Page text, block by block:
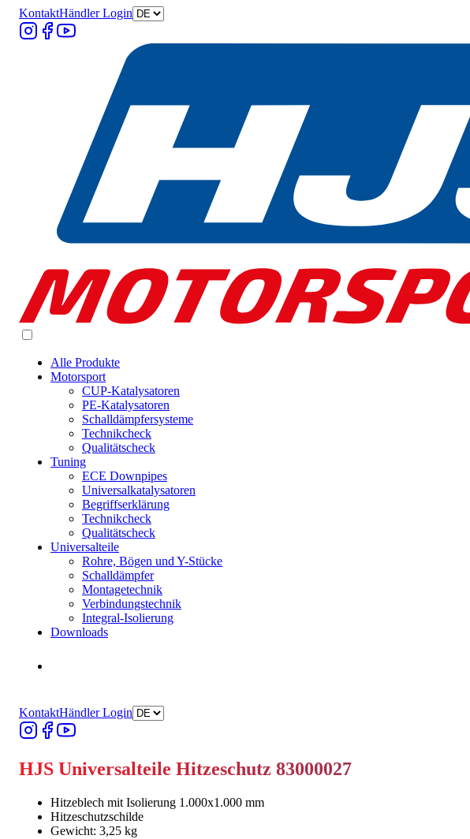
KontaktHändler Login
Alle Produkte
Motorsport
CUP-Katalysatoren
PE-Katalysatoren
Schalldämpfersysteme
Technikcheck
Qualitätscheck
Tuning
ECE Downpipes
Universalkatalysatoren
Begriffserklärung
Technikcheck
Qualitätscheck
Universalteile
Rohre, Bögen und Y-Stücke
Schalldämpfer
Montagetechnik
Verbindungstechnik
Integral-Isolierung
Downloads
KontaktHändler Login
HJS Universalteile Hitzeschutz 83000027
Hitzeblech mit Isolierung 1.000x1.000 mm
Hitzeschutzschilde
Gewicht: 3,25 kg